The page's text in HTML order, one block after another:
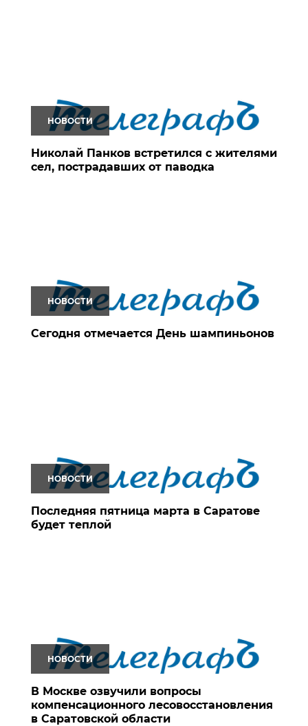
НОВОСТИ
Николай Панков встретился с жителями
сел, пострадавших от паводка
НОВОСТИ
Сегодня отмечается День шампиньонов
НОВОСТИ
Последняя пятница марта в Саратове
будет теплой
НОВОСТИ
В Москве озвучили вопросы
компенсационного лесовосстановления
в Саратовской области